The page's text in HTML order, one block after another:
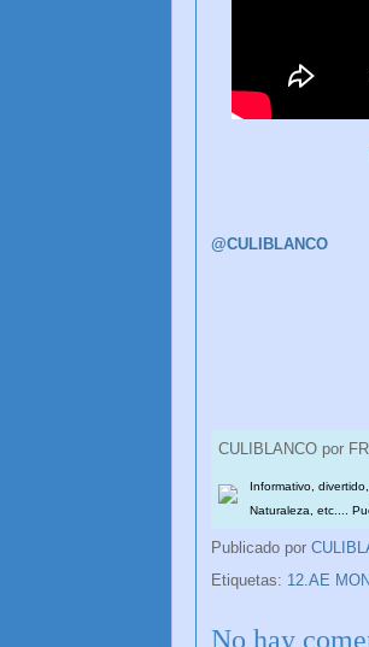
@CULIBLANCO
CULIBLANCO por
Informativo,
Naturaleza, etc....
Publicado por
Etiquetas: 12.AE
No hay